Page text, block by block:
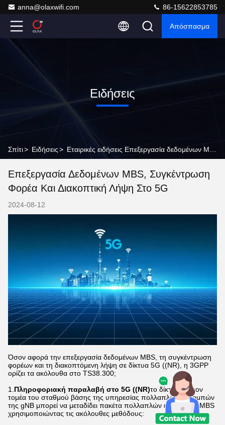
anna@olaxwifi.com 86-15622853785
Απόσπασμα
Ειδήσεις
Σπίτι> Ειδήσεις>
Επεξεργασία Δεδομένων MBS, Συγκέντρωση
Φορέα Και Διακοπτική Λήψη Στο 5G
2024-08-12
Όσον αφορά την επεξεργασία δεδομένων MBS, τη συγκέντρωση
φορέων και τη διακοπτόμενη λήψη σε δίκτυα 5G ((NR), η 3GPP
ορίζει τα ακόλουθα στο TS38.300;
1.Πληροφοριακή παραλαβή στο 5G ((NR)το δίκτυο για τον
τομέα του σταθμού βάσης της υπηρεσίας πολλαπλών εκπομπών
της gNB μπορεί να μεταδίδει πακέτα πολλαπλών εκπομπών MBS
χρησιμοποιώντας τις ακόλουθες μεθόδους: